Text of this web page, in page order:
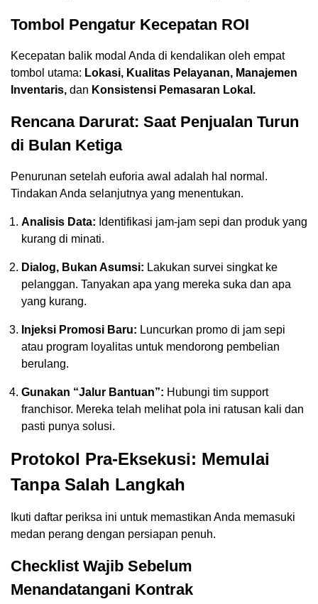
Tombol Pengatur Kecepatan ROI
Kecepatan balik modal Anda di kendalikan oleh empat
tombol utama: Lokasi, Kualitas Pelayanan, Manajemen
Inventaris, dan Konsistensi Pemasaran Lokal.
Rencana Darurat: Saat Penjualan Turun
di Bulan Ketiga
Penurunan setelah euforia awal adalah hal normal.
Tindakan Anda selanjutnya yang menentukan.
Analisis Data: Identifikasi jam-jam sepi dan produk yang
kurang di minati.
Dialog, Bukan Asumsi: Lakukan survei singkat ke
pelanggan. Tanyakan apa yang mereka suka dan apa
yang kurang.
Injeksi Promosi Baru: Luncurkan promo di jam sepi
atau program loyalitas untuk mendorong pembelian
berulang.
Gunakan “Jalur Bantuan”: Hubungi tim support
franchisor. Mereka telah melihat pola ini ratusan kali dan
pasti punya solusi.
Protokol Pra-Eksekusi: Memulai
Tanpa Salah Langkah
Ikuti daftar periksa ini untuk memastikan Anda memasuki
medan perang dengan persiapan penuh.
Checklist Wajib Sebelum
Menandatangani Kontrak